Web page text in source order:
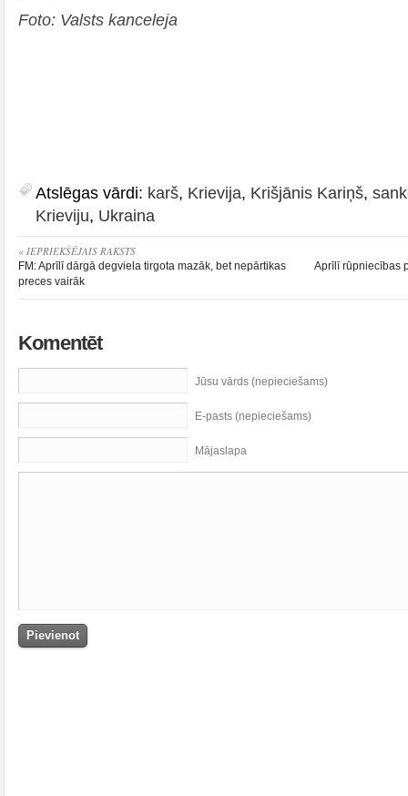
Foto: Valsts kanceleja
Atslēgas vārdi: karš, Krievija, Krišjānis Kariņš,
Krieviju, Ukraina
« IEPRIEKŠĒJAIS RAKSTS
FM: Aprīlī dārgā degviela tirgota mazāk, bet nepārtikas
preces vairāk
Aprīlī rūpniecības
Komentēt
Jūsu vārds (nepieciešams)
E-pasts (nepieciešams)
Mājaslapa